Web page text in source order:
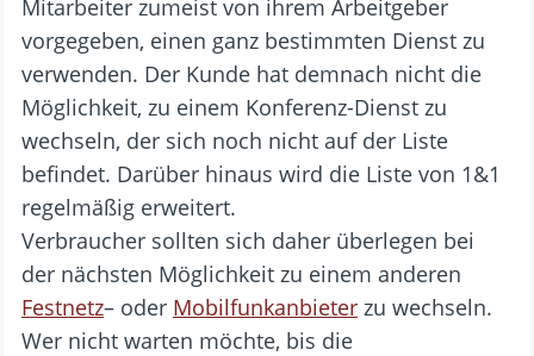
Mitarbeiter zumeist von ihrem Arbeitgeber
vorgegeben, einen ganz bestimmten Dienst zu
verwenden. Der Kunde hat demnach nicht die
Möglichkeit, zu einem Konferenz-Dienst zu
wechseln, der sich noch nicht auf der Liste
befindet. Darüber hinaus wird die Liste von 1&1
regelmäßig erweitert.
Verbraucher sollten sich daher überlegen bei
der nächsten Möglichkeit zu einem anderen
Festnetz– oder Mobilfunkanbieter zu wechseln.
Wer nicht warten möchte, bis die